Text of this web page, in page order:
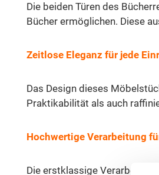
Die beiden Türen des
Bücher ermöglichen. Diese
Zeitlose Eleganz für jede
Das Design dieses
Praktikabilität als auch
Hochwertige Verarbeitung
Die erstklassige